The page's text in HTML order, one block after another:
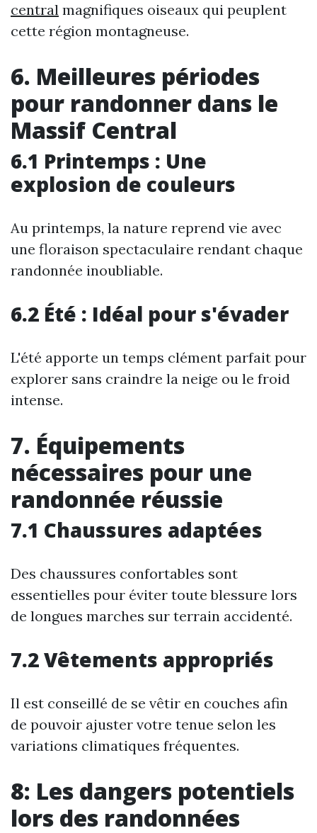
central magnifiques oiseaux qui peuplent
cette région montagneuse.
6. Meilleures périodes
pour randonner dans le
Massif Central
6.1 Printemps : Une
explosion de couleurs
Au printemps, la nature reprend vie avec
une floraison spectaculaire rendant chaque
randonnée inoubliable.
6.2 Été : Idéal pour s'évader
L'été apporte un temps clément parfait pour
explorer sans craindre la neige ou le froid
intense.
7. Équipements
nécessaires pour une
randonnée réussie
7.1 Chaussures adaptées
Des chaussures confortables sont
essentielles pour éviter toute blessure lors
de longues marches sur terrain accidenté.
7.2 Vêtements appropriés
Il est conseillé de se vêtir en couches afin
de pouvoir ajuster votre tenue selon les
variations climatiques fréquentes.
8: Les dangers potentiels
lors des randonnées